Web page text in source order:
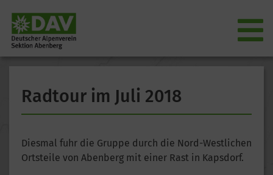
Radtour im Juli 2018
Diesmal fuhr die Gruppe durch die Nord-Westlichen
Ortsteile von Abenberg mit einer Rast in Kapsdorf.